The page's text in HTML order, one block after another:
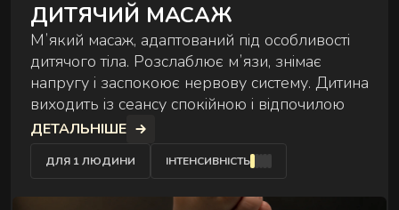
ДИТЯЧИЙ МАСАЖ
Мʼякий масаж, адаптований під особливості
дитячого тіла. Розслаблює мʼязи, знімає
напругу і заспокоює нервову систему. Дитина
виходить із сеансу спокійною і відпочилою
ДЕТАЛЬНІШЕ
ДЛЯ 1 ЛЮДИНИ ІНТЕНСИВНІСТЬ
РИТУАЛИ ВІДНОВЛЕННЯ
відновлення тіла та внутрішнього балансу.